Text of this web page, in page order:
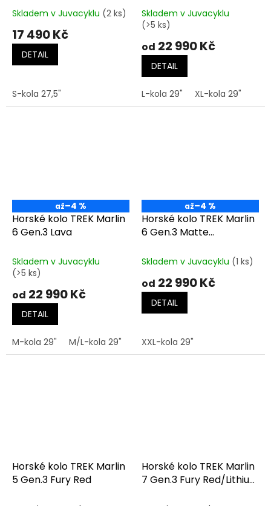
Skladem v Juvacyklu (2 ks)
17 490 Kč
DETAIL
S-kola 27,5"
Skladem v Juvacyklu
(>5 ks)
od 22 990 Kč
DETAIL
L-kola 29" XL-kola 29"
až–4 %
Horské kolo TREK Marlin
6 Gen.3 Lava
Skladem v Juvacyklu
(>5 ks)
od 22 990 Kč
DETAIL
M-kola 29" M/L-kola 29" L-kola 29"
až–4 %
Horské kolo TREK Marlin
6 Gen.3 Matte
Fade
Skladem v Juvacyklu (1 ks)
od 22 990 Kč
DETAIL
XXL-kola 29"
Horské kolo TREK Marlin
5 Gen.3 Fury Red
Horské kolo TREK Marlin
7 Gen.3 Fury Red/Lithium